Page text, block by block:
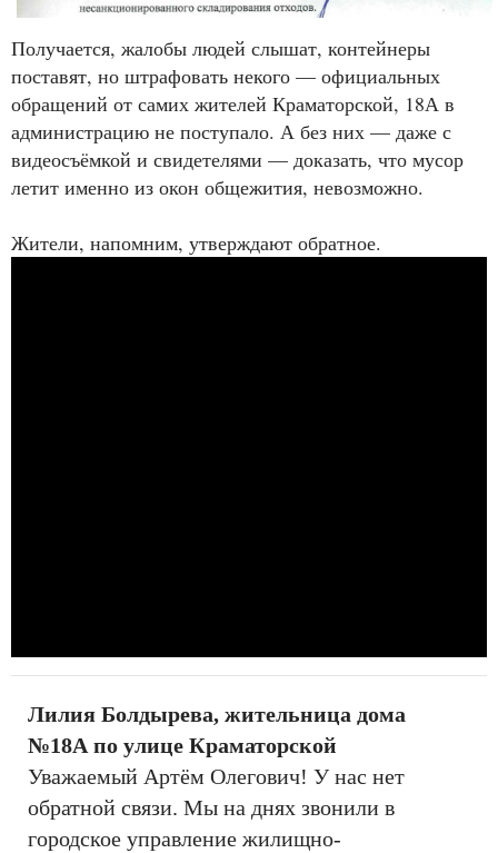
Получается, жалобы людей слышат, контейнеры
поставят, но штрафовать некого — официальных
обращений от самих жителей Краматорской, 18А в
администрацию не поступало. А без них — даже с
видеосъёмкой и свидетелями — доказать, что мусор
летит именно из окон общежития, невозможно.
Жители, напомним, утверждают обратное.
Лилия Болдырева, жительница дома
№18А по улице Краматорской
Уважаемый Артём Олегович! У нас нет
обратной связи. Мы на днях звонили в
городское управление жилищно-